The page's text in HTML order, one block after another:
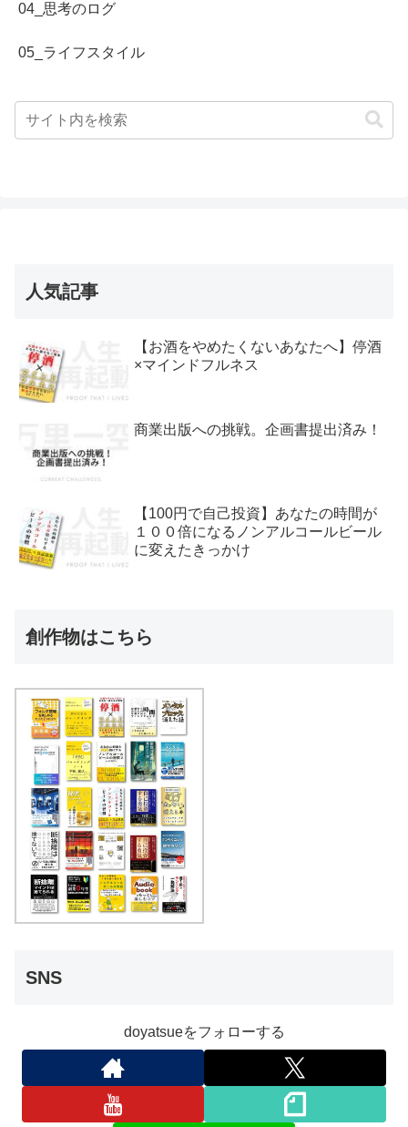
04_思考のログ
05_ライフスタイル
人気記事
【お酒をやめたくないあなたへ】停酒
×マインドフルネス
商業出版への挑戦。企画書提出済み！
【100円で自己投資】あなたの時間が
１００倍になるノンアルコールビール
に変えたきっかけ
創作物はこちら
SNS
doyatsueをフォローする